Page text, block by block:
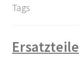
Tags
Ersatzteile